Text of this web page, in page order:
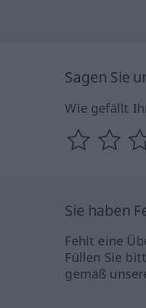
Sagen Sie
Wie gefällt
Sie haben
Fehlt eine
Füllen Sie
gemäß